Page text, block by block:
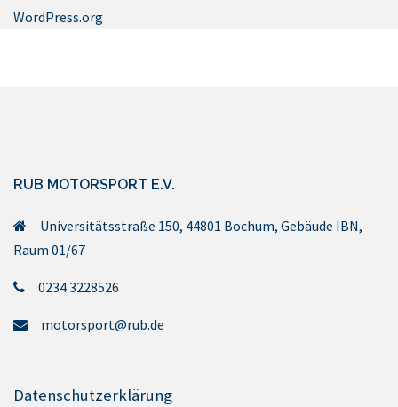
WordPress.org
RUB MOTORSPORT E.V.
Universitätsstraße 150, 44801 Bochum, Gebäude IBN,
Raum 01/67
0234 3228526
motorsport@rub.de
Datenschutzerklärung